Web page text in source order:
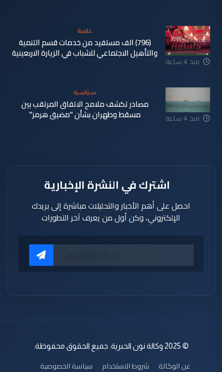
منذ 4 ساعة
علمية
(796) الف مستفيد من خدمات قسم التنمية
والتأهيل الاجتماعي للشباب في الزيارة الاربعينية
منذ 4 ساعة
سياسية
مصادر تكشف ملامح الاتفاق المرتقب بين
مسقط وطهران بشأن "مضيق هرمز"
اشترك في النشرة الإخبارية
احصل على أهم الأخبار والتحليلات مباشرة إلى بريدك
الإلكتروني، وكن أول من يعرف آخر التطورات
© 2025 وكالة نون الخبرية. جميع الحقوق محفوظة.
عن الوكالة شروط الاستخدام
سياسة الخصوصية